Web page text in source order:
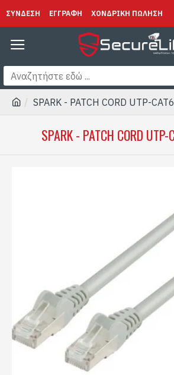
ΣΥΝΔΕΣΗ ΕΓΓΡΑΦΗ ΧΟΝΔΡΙΚΗ ΠΩΛΗΣΗ
SPARK - PATCH CORD UTP-
SPARK - PATCH CORD